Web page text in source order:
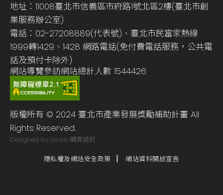
地址：11008臺北市信義區市府路1號北區2樓(臺北市創
業服務辦公室)
電話：02-27208889(代表號)、臺北市民當家熱線
1999轉1429、1428 網路電話(免付費電話服務，公共電
話及預付卡除外)
網站導覽參訪網站總計人數 1544426
版權所有 © 2024 臺北市產業發展獎勵補助計畫 All
Rights Reserved.
Designed by iware 網頁設計
隱私權及網站安全政策 網站資料開放宣告